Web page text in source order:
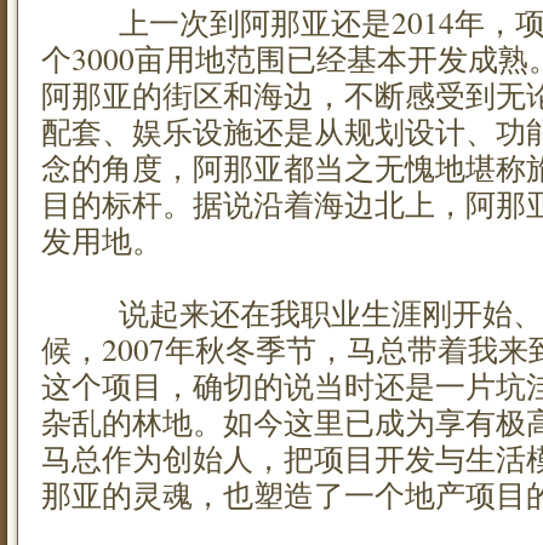
上一次到阿那亚还是2014年，项
个3000亩用地范围已经基本开发成
阿那亚的街区和海边，不断感受到无
配套、娱乐设施还是从规划设计、功
念的角度，阿那亚都当之无愧地堪称
目的标杆。据说沿着海边北上，阿那
发用地。
说起来还在我职业生涯刚开始、
候，2007年秋冬季节，马总带着我
这个项目，确切的说当时还是一片坑
杂乱的林地。如今这里已成为享有极
马总作为创始人，把项目开发与生活
那亚的灵魂，也塑造了一个地产项目